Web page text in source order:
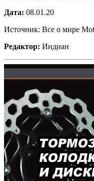
Дата: 08.01.20
Источник: Все о мире
Редактор: Индиан